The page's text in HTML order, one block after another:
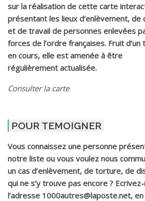
sur la réalisation de cette carte
présentant les lieux d’enlèvement, de
et de travail de personnes enlevées
forces de l’ordre françaises. Fruit d’un
en cours, elle est amenée à être
régulièrement actualisée.
Consulter la carte
POUR TEMOIGNER
Vous connaissez une personne
notre liste ou vous voulez nous
un cas d’enlèvement, de torture, de
qui ne s’y trouve pas encore ?
l’adresse 1000autres@laposte.net,